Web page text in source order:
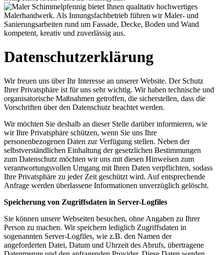
Datenschutzerklärung
Wir freuen uns über Ihr Interesse an unserer Website. Der Schutz
Ihrer Privatsphäre ist für uns sehr wichtig. Wir haben technische und
organisatorische Maßnahmen getroffen, die sicherstellen, dass die
Vorschriften über den Datenschutz beachtet werden.
Wir möchten Sie deshalb an dieser Stelle darüber informieren, wie
wir Ihre Privatsphäre schützen, wenn Sie uns Ihre
personenbezogenen Daten zur Verfügung stellen. Neben der
selbstverständlichen Einhaltung der gesetzlichen Bestimmungen
zum Datenschutz möchten wir uns mit diesen Hinweisen zum
verantwortungsvollen Umgang mit Ihren Daten verpflichten, sodass
Ihre Privatsphäre zu jeder Zeit geschützt wird. Auf entsprechende
Anfrage werden überlassene Informationen unverzüglich gelöscht.
Speicherung von Zugriffsdaten in Server-Logfiles
Sie können unsere Webseiten besuchen, ohne Angaben zu Ihrer
Person zu machen. Wir speichern lediglich Zugriffsdaten in
sogenannten Server-Logfiles, wie z.B. den Namen der
angeforderten Datei, Datum und Uhrzeit des Abrufs, übertragene